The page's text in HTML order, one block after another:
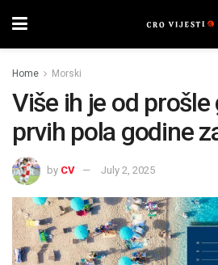
Home Morski
Više ih je od prošle
prvih pola godine
by CV July 2, 2025